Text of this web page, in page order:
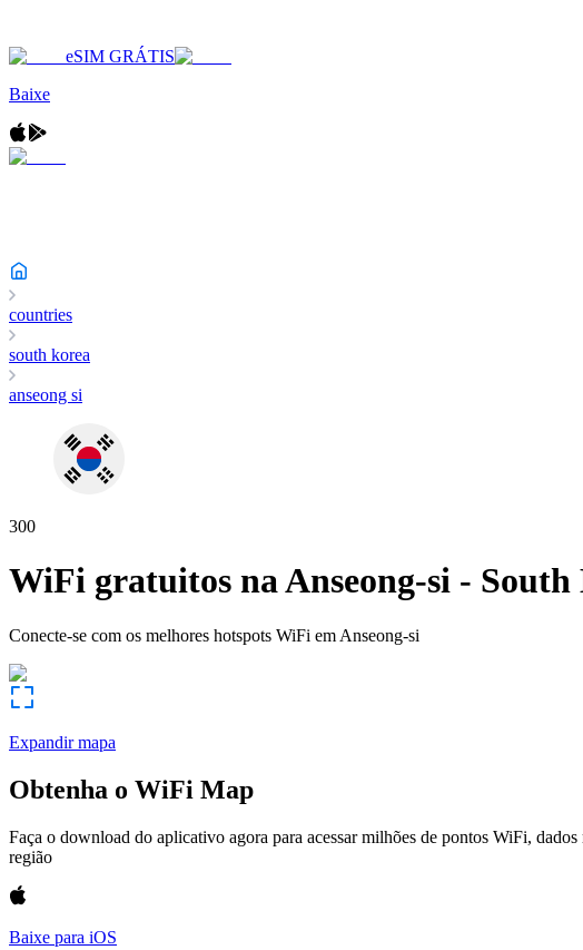
eSIM GRÁTIS
Baixe
countries
south korea
anseong si
300
WiFi gratuitos naAnseong-si - South
Conecte-se com os melhores hotspots WiFi em Anseong-si
Expandir mapa
Obtenha o WiFi Map
Faça o download do aplicativo agora para acessar milhões de pontos WiFi,
região
Baixe para iOS